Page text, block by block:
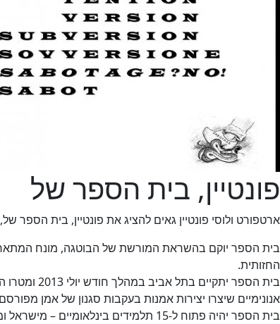
פונטיין, בית הספר של
ארטפורט ולוסי פונטיין גאים להציג את פונטיין, בית
בית הספר יוקם בהשראת המורשת של הבוטגה, מונח המתאר
החזותית.
בית
אנונימיים שיצרו יצירות אמנות בעקבות סגנון של אמן
בית הספר יהיה פתוח ל-15 תלמידים בינלאומיים – מישראל ומחוצה לה.